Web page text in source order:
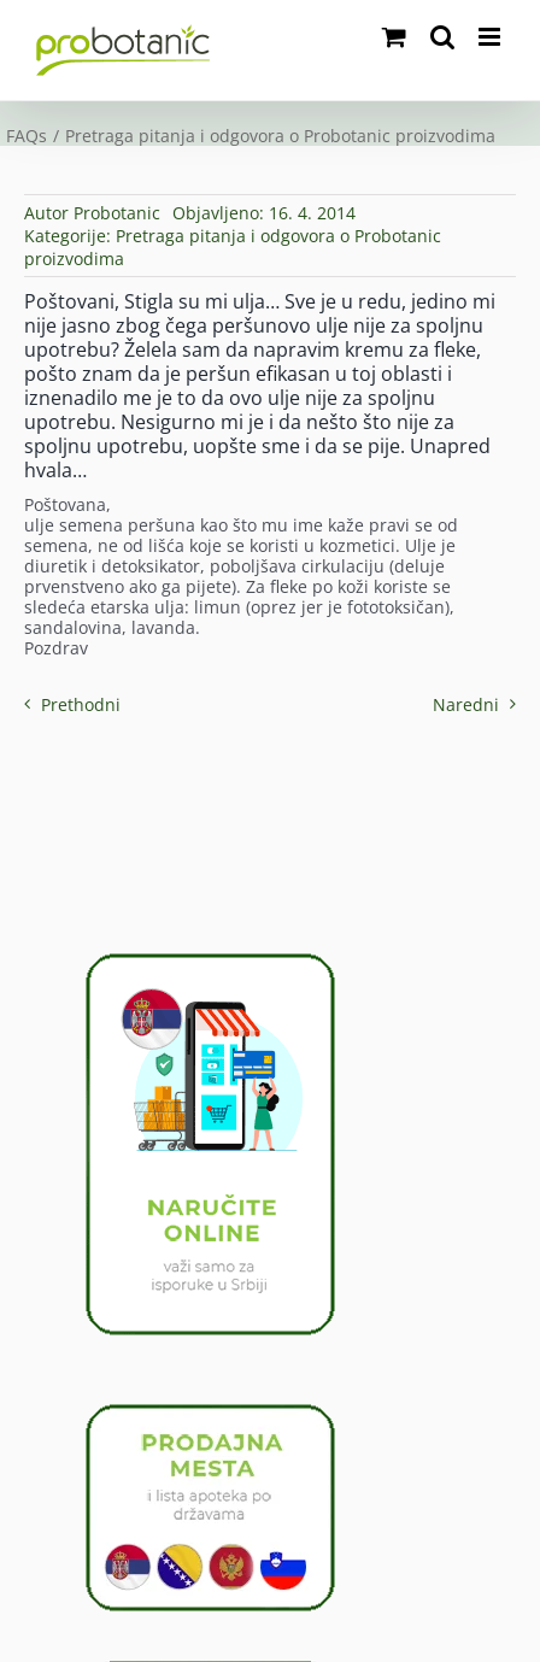
content
FAQs Pretraga pitanja i odgovora o Probotanic proizvodima
Autor Probotanic Objavljeno: 16. 4. 2014
Kategorije: Pretraga pitanja i odgovora o Probotanic
proizvodima
Poštovani, Stigla su mi ulja… Sve je u redu, jedino mi
nije jasno zbog čega peršunovo ulje nije za spoljnu
upotrebu? Želela sam da napravim kremu za fleke,
pošto znam da je peršun efikasan u toj oblasti i
iznenadilo me je to da ovo ulje nije za spoljnu
upotrebu. Nesigurno mi je i da nešto što nije za
spoljnu upotrebu, uopšte sme i da se pije. Unapred
hvala…
Poštovana,
ulje semena peršuna kao što mu ime kaže pravi se od
semena, ne od lišća koje se koristi u kozmetici. Ulje je
diuretik i detoksikator, poboljšava cirkulaciju (deluje
prvenstveno ako ga pijete). Za fleke po koži koriste se
sledeća etarska ulja: limun (oprez jer je fototoksičan),
sandalovina, lavanda.
Pozdrav
Prethodni Naredni